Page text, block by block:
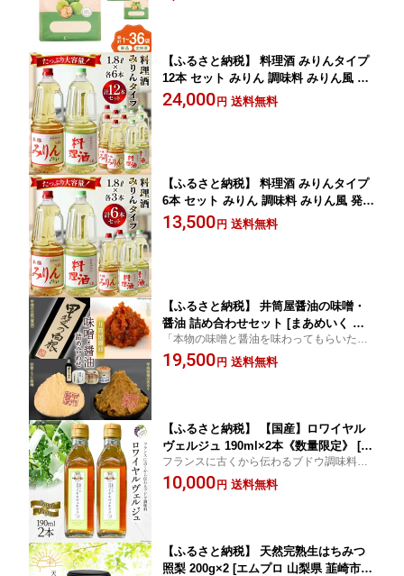
【ふるさと納税】 料理酒 みりんタイプ
12本 セット みりん 調味料 みりん風 発
酵調味料 酒 お酒 料理用 調理酒 アルコ
ール 酒 調味料セット 1.8L ペットボト
24,000 円 送料無料
【ふるさと納税】 料理酒 みりんタイプ
6本 セット みりん 調味料 みりん風 発酵
調味料 酒 お酒 料理用 調理酒 アルコー
ル 酒 調味料セット 1.8L ペットボトル
13,500 円 送料無料
【ふるさと納税】 井筒屋醤油の味噌・
醤油 詰め合わせセット [まあめいく 山
梨県 韮崎市 20743170]
「本物の味噌と醤油を味わってもらいた
い」そんな気持ちで仕込み育てた、こだわ
りの味噌と醤油です！
19,500 円 送料無料
【ふるさと納税】 【国産】ロワイヤル
ヴェルジュ 190ml×2本《数量限定》 [Cr
eation farm 山梨県 韮崎市 20743099]
フランスに古くから伝わるブドウ調味料
（ジュース）
10,000 円 送料無料
【ふるさと納税】 天然完熟生はちみつ
照梨 200g×2 [エムプロ 山梨県 韮崎市 2